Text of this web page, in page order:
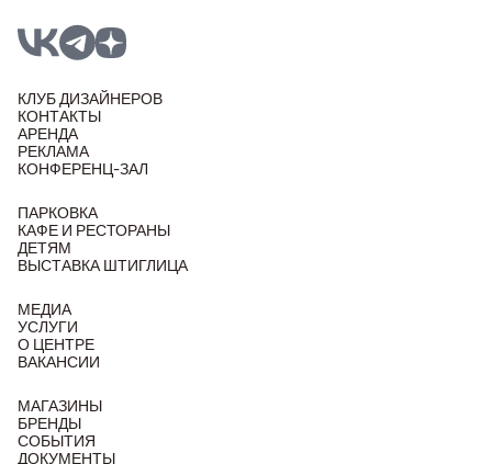
КЛУБ ДИЗАЙНЕРОВ
КОНТАКТЫ
АРЕНДА
РЕКЛАМА
КОНФЕРЕНЦ-ЗАЛ
ПАРКОВКА
КАФЕ И РЕСТОРАНЫ
ДЕТЯМ
ВЫСТАВКА ШТИГЛИЦА
МЕДИА
УСЛУГИ
О ЦЕНТРЕ
ВАКАНСИИ
МАГАЗИНЫ
БРЕНДЫ
СОБЫТИЯ
ДОКУМЕНТЫ